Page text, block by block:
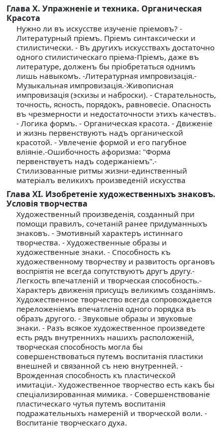
Глава X. Упражненiе и техника. Органическая
Красота
Нужно ли въ искусстве изученiе прiемовъ? -
Литературный прiемъ. Прiемъ синтаксически и
стилистически. - Въ другихъ искусствахъ достаточно
одного стилистическаго прiема-Прiемъ, даже въ
литературе, долженъ бы прiобретаться однимъ
лишь навыкомъ. -Литературная импровизацiя.-
Музыкальная импровизацiя.-Живописная
импровизацiя (эскизы и наброски). - Старательность,
точность, ясность, порядокъ, равновесiе. Опасность
въ чрезмерности и недостаточности этихъ качествъ.
- Логика формъ. - Органическая красота. - Движенiе
и жизнь первенствуютъ надъ органической
красотой. - Увлеченiе формой и его пагубное
влiянiе.-Ошибочность афоризма: "Форма
первенствуетъ надъ содержанiемъ".-
Стилизованные ритмы жизни-единственный
матерiалъ великихъ произведенiй искусства
Глава XI. Изобретенiе художественныхъ знаковъ.
Условiя творчества
Художественный произведенiя, созданный при
помощи правилъ, сочетанiй ранее придуманныхъ
знаковъ. - Эмотивный характеръ истиннаго
творчества. - Художественные образы и
художественные знаки. - Способность къ
художественному творчеству и развитость органовъ
воспрiятiя не всегда сопутствуютъ другъ другу.-
Легкость впечатленiй и творческая способность.-
Характеръ движенiя присущъ великимъ созданiямъ.
Художественное творчество всегда сопровождается
переложенiемъ впечатленiя одного порядка въ
образъ другого. - Звуковые образы и звуковые
знаки. - Разъ всякое художественное произведете
есть рядъ внутреннихъ нашихъ расположенiй,
творческая способность могла бы
совершенствоваться путемъ воспитанiя пластики
внешней и связанной съ нею внутренней. -
Врожденная способность къ пластической
имитацiи.- Художественное творчество есть какъ бы
спецiализированная мимика. - Совершенствованiе
пластическаго чутья путемъ воспитанiя
подражательныхъ намеренiй и творческой воли. -
Воспитанiе творческаго духа.